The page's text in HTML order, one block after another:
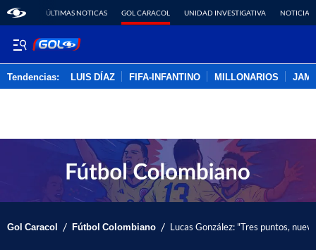
ÚLTIMAS NOTICAS GOL CARACOL UNIDAD INVESTIGATIVA NOTICIAS
Tendencias: LUIS DÍAZ FIFA-INFANTINO MILLONARIOS
Gol Caracol / Fútbol Colombiano / Lucas González: "Tres puntos,